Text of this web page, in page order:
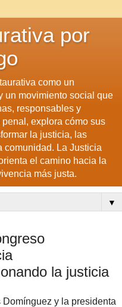
por
como un
un movimiento social que
responsables y
explora cómo sus
la justicia, las
comunidad. La Justicia
el camino hacia la
más justa.
▼
la justicia
Domínguez y la presidenta